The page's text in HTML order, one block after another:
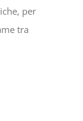
per
tra